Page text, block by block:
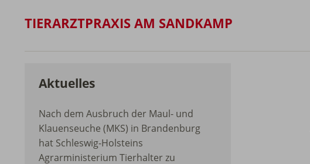
TIERARZTPRAXIS AM SANDKAMP
Aktuelles
Nach dem Ausbruch der Maul- und
Klauenseuche (MKS) in Brandenburg
hat Schleswig-Holsteins
Agrarministerium Tierhalter zu